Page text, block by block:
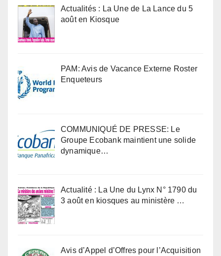
Actualités : La Une de La Lance du 5
août en Kiosque
PAM: Avis de Vacance Externe Roster
Enqueteurs
COMMUNIQUÉ DE PRESSE: Le
Groupe Ecobank maintient une solide
dynamique…
Actualité : La Une du Lynx N° 1790 du
3 août en kiosques au ministère …
Avis d’Appel d’Offres pour l’Acquisition